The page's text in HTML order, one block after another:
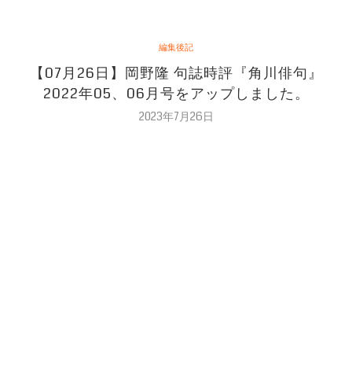
編集後記
【07月26日】岡野隆 句誌時評『角川俳句』
2022年05、06月号をアップしました。
2023年7月26日